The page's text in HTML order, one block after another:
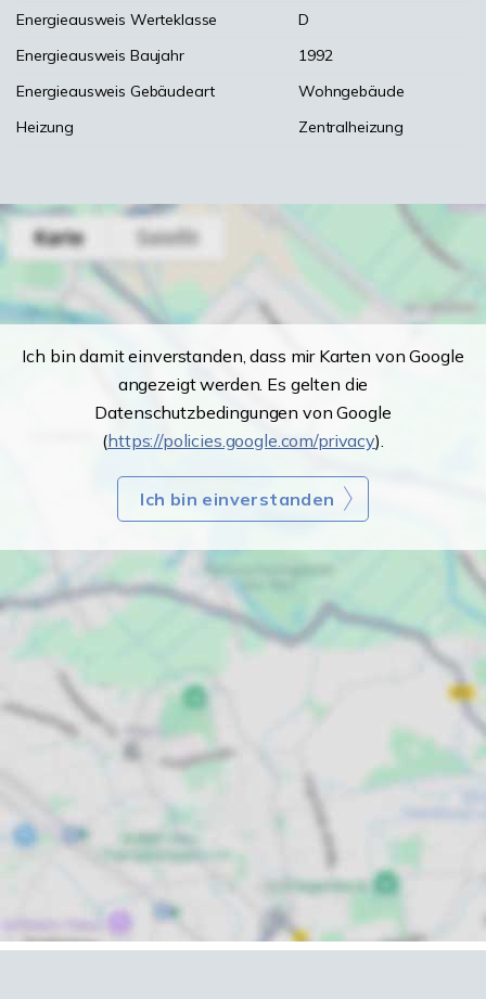
Energieausweis Werteklasse
D
Energieausweis Baujahr
1992
Energieausweis Gebäudeart
Wohngebäude
Heizung
Zentralheizung
Ich bin damit einverstanden, dass mir Karten von Google
angezeigt werden. Es gelten die
Datenschutzbedingungen von Google
(https://policies.google.com/privacy).
Ich bin einverstanden